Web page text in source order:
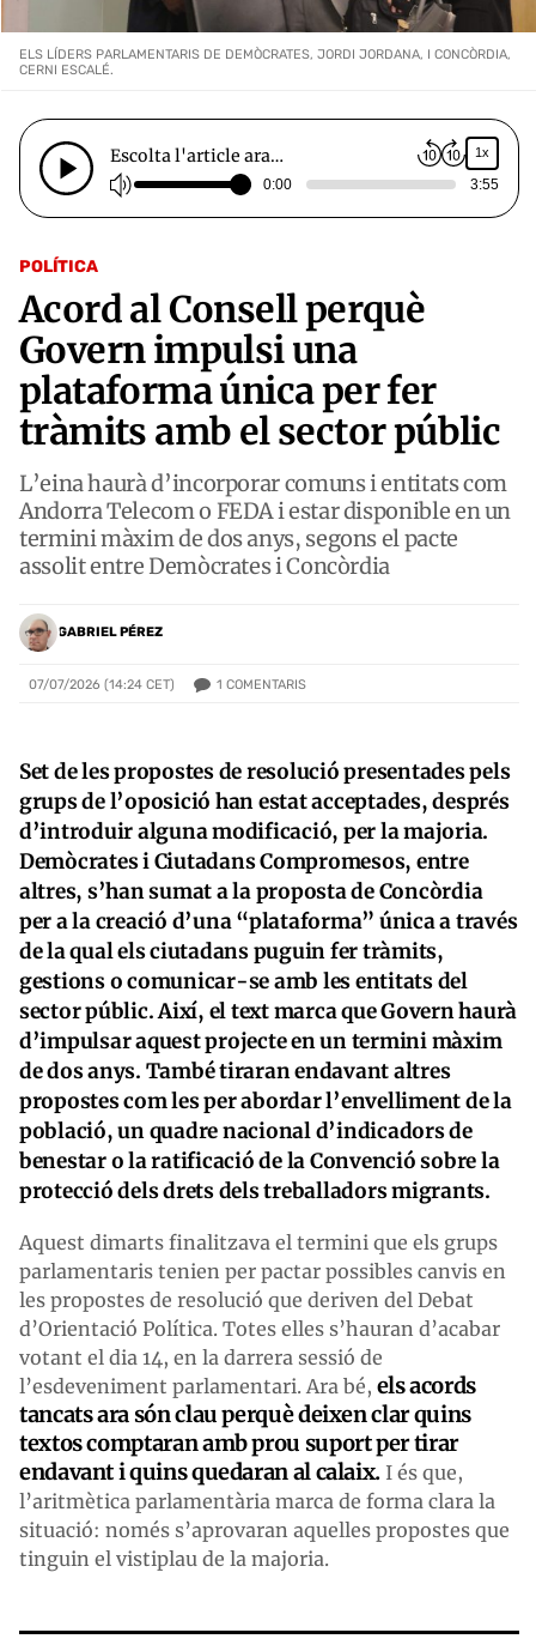
POLÍTICA
Acord al Consell perquè
Govern impulsi una
plataforma única per fer
tràmits amb el sector públic
L’eina haurà d’incorporar comuns i entitats com
Andorra Telecom o FEDA i estar disponible en un
termini màxim de dos anys, segons el pacte
assolit entre Demòcrates i Concòrdia
GABRIEL PÉREZ
07/07/2026 (14:24 CET) 1 COMENTARIS
ELS LÍDERS PARLAMENTARIS DE DEMÒCRATES, JORDI JORDANA, I CONCÒRDIA,
CERNI ESCALÉ.
Escolta l'article ara… 1x
0:00 3:55
Set de les propostes de resolució presentades pels
grups de l’oposició han estat acceptades, després
d’introduir alguna modificació, per la majoria.
Demòcrates i Ciutadans Compromesos, entre
altres, s’han sumat a la proposta de Concòrdia
per a la creació d’una “plataforma” única a través
de la qual els ciutadans puguin fer tràmits,
gestions o comunicar-se amb les entitats del
sector públic. Així, el text marca que Govern haurà
d’impulsar aquest projecte en un termini màxim
de dos anys. També tiraran endavant altres
propostes com les per abordar l’envelliment de la
població, un quadre nacional d’indicadors de
benestar o la ratificació de la Convenció sobre la
protecció dels drets dels treballadors migrants.
Aquest dimarts finalitzava el termini que els grups
parlamentaris tenien per pactar possibles canvis en
les propostes de resolució que deriven del Debat
d’Orientació Política. Totes elles s’hauran d’acabar
votant el dia 14, en la darrera sessió de
l’esdeveniment parlamentari. Ara bé, els acords
tancats ara són clau perquè deixen clar quins
textos comptaran amb prou suport per tirar
endavant i quins quedaran al calaix. I és que,
l’aritmètica parlamentària marca de forma clara la
situació: només s’aprovaran aquelles propostes que
tinguin el vistiplau de la majoria.